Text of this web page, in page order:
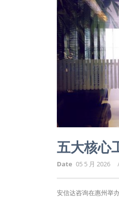
五大核心
Date 05 5 月 2026
安信达咨询在惠州举